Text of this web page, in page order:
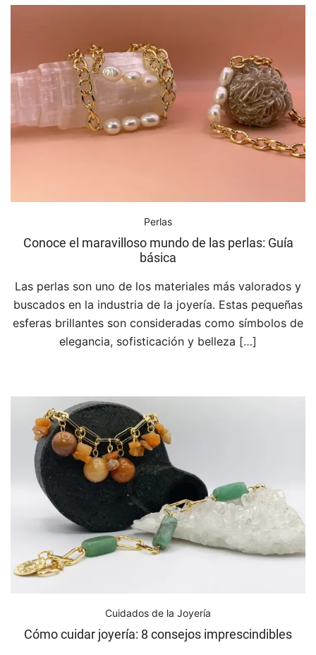
Perlas
Conoce el maravilloso mundo de las perlas: Guía
básica
Las perlas son uno de los materiales más valorados y
buscados en la industria de la joyería. Estas pequeñas
esferas brillantes son consideradas como símbolos de
elegancia, sofisticación y belleza […]
Cuidados de la Joyería
Cómo cuidar joyería: 8 consejos imprescindibles